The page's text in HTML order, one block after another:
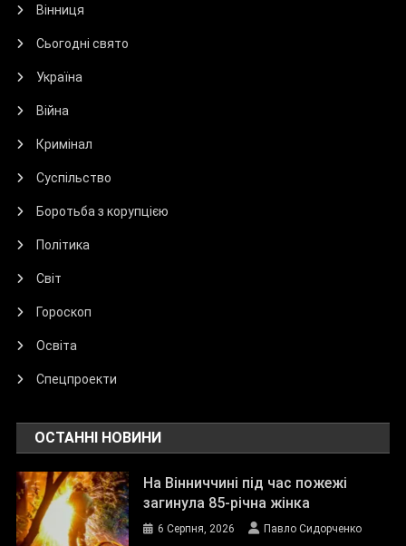
Вінниця
Сьогодні свято
Україна
Війна
Кримінал
Суспільство
Боротьба з корупцією
Політика
Світ
Гороскоп
Освіта
Спецпроекти
ОСТАННІ НОВИНИ
На Вінниччині під час пожежі
загинула 85-річна жінка
6 Серпня, 2026 Павло Сидорченко